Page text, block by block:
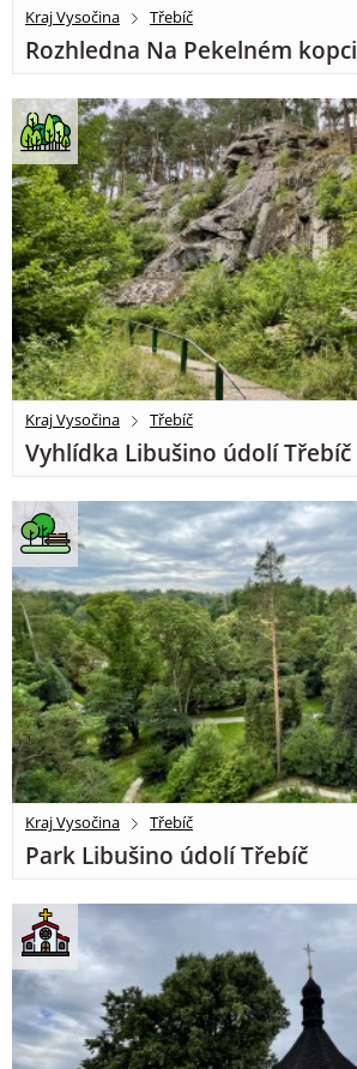
Kraj Vysočina Třebíč
Rozhledna Na Pekelném kopci
Kraj Vysočina Třebíč
Vyhlídka Libušino údolí Třebíč
Kraj Vysočina Třebíč
Park Libušino údolí Třebíč